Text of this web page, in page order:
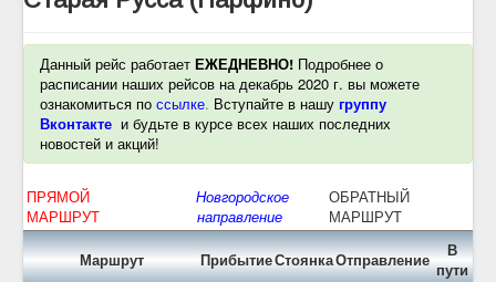
Данный рейс работает ЕЖЕДНЕВНО! Подробнее о
расписании наших рейсов на декабрь 2020 г. вы можете
ознакомиться по ссылке. Вступайте в нашу группу
Вконтакте и будьте в курсе всех наших последних
новостей и акций!
ПРЯМОЙ
МАРШРУТ
Новгородское
направление
ОБРАТНЫЙ
МАРШРУТ
Маршрут ПрибытиеСтоянкаОтправление
В
пути